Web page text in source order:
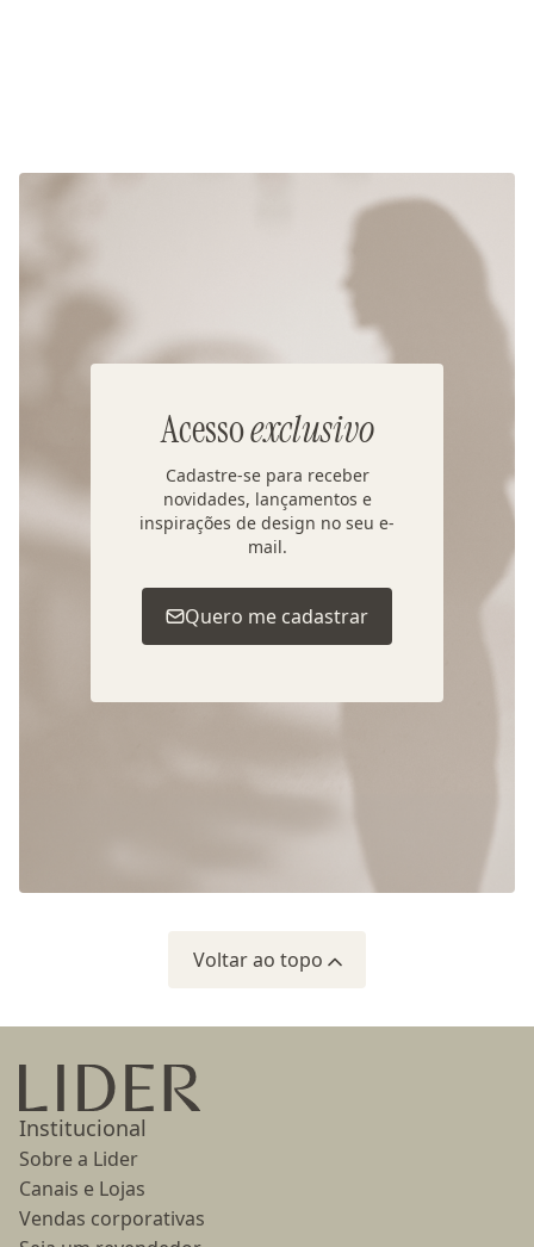
Acessoexclusivo
Cadastre-se para receber
novidades, lançamentos e
inspirações de design no seu e-
mail.
Quero me cadastrar
Voltar ao topo
Ir para a página inicial
Institucional
Sobre a Lider
Canais e Lojas
Vendas corporativas